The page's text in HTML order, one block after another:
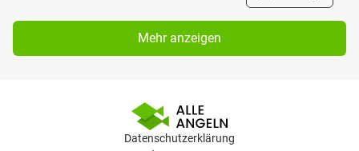
Mehr anzeigen
Datenschutzerklärung